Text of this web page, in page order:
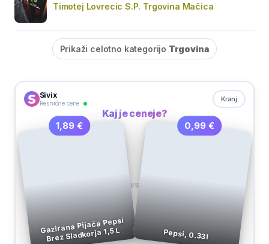
Timotej Lovrecic S.P. Trgovina Mačica
Prikaži celotno kategorijo Trgovina
Sivix
Resnične cene
Kranj
Kaj je ceneje?
1,89 €
Gazirana Pijača Pepsi
Brez Sladkorja 1,5 L
VS
0,99 €
Pepsi, 0.33 l